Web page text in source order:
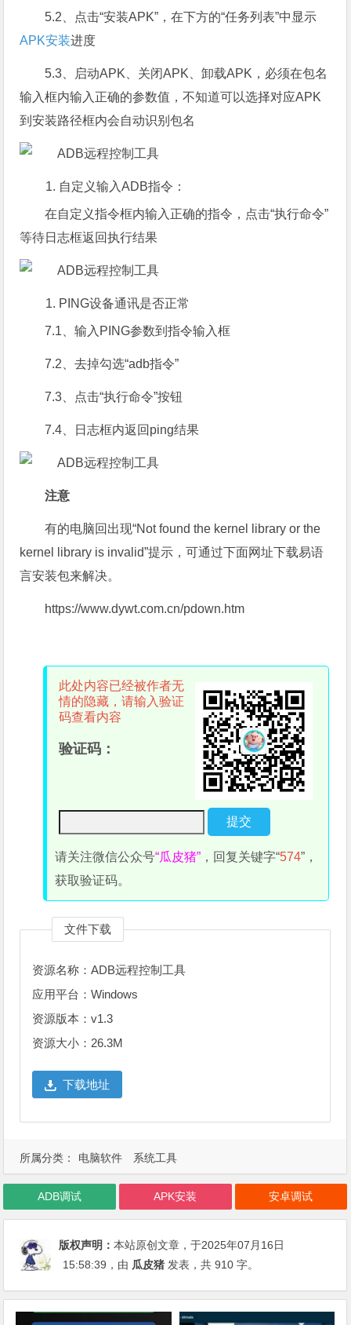
5.2、点击“安装APK”，在下方的“任务列表”中显示
APK安装进度
5.3、启动APK、关闭APK、卸载APK，必须在包名
输入框内输入正确的参数值，不知道可以选择对应APK
到安装路径框内会自动识别包名
自定义输入ADB指令：
在自定义指令框内输入正确的指令，点击“执行命令”
等待日志框返回执行结果
PING设备通讯是否正常
7.1、输入PING参数到指令输入框
7.2、去掉勾选“adb指令”
7.3、点击“执行命令”按钮
7.4、日志框内返回ping结果
注意
有的电脑回出现“Not found the kernel library or the
kernel library is invalid”提示，可通过下面网址下载易语
言安装包来解决。
https://www.dywt.com.cn/pdown.htm
此处内容已经被作者无
情的隐藏，请输入验证
码查看内容
验证码：
请关注微信公众号“瓜皮猪” ，回复关键字“574”，
获取验证码。
文件下载
资源名称：ADB远程控制工具
应用平台：Windows
资源版本：v1.3
资源大小：26.3M
下载地址
所属分类： 电脑软件 系统工具
ADB调试 APK安装 安卓调试
版权声明：本站原创文章，于2025年07月16日
15:58:39 ，由 瓜皮猪 发表，共 910 字。